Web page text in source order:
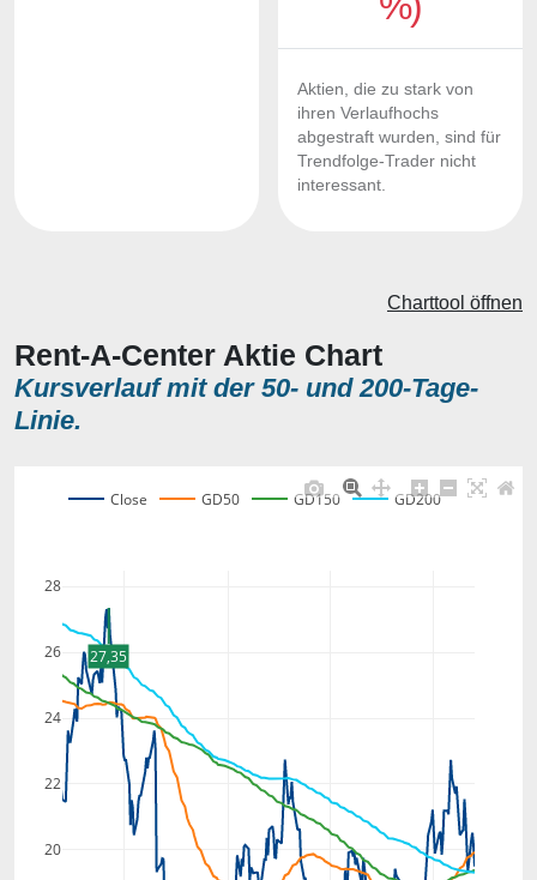
Aktien, die zu stark von
ihren Verlaufhochs
abgestraft wurden, sind für
Trendfolge-Trader nicht
interessant.
Rent-A-Center Aktie Chart
Kursverlauf mit der 50- und 200-Tage-
Linie.
Charttool öffnen
20
22
24
26
28
Close GD50 GD150 GD200
27,35